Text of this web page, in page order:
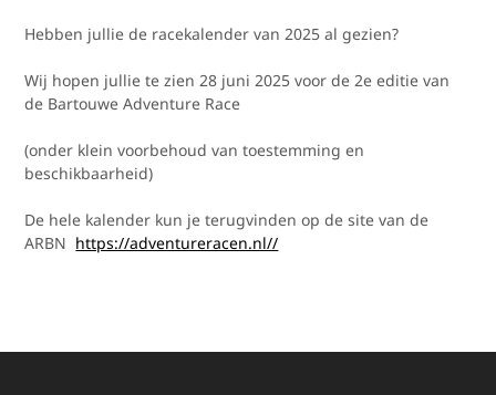
Hebben jullie de racekalender van 2025 al gezien?
Wij hopen jullie te zien 28 juni 2025 voor de 2e editie van
de Bartouwe Adventure Race
(onder klein voorbehoud van toestemming en
beschikbaarheid)
De hele kalender kun je terugvinden op de site van de
ARBN https://adventureracen.nl//